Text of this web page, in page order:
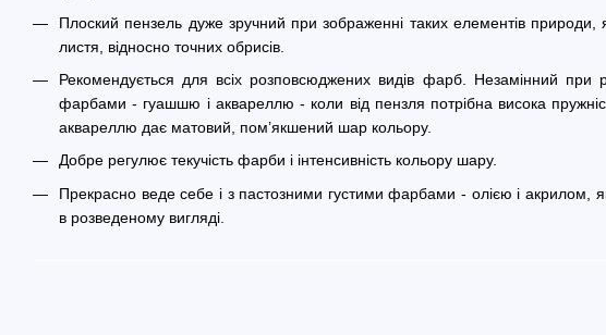
Плоский пензель дуже зручний при зображенні таких елементів природи,
листя, відносно точних обрисів.
Рекомендується для всіх розповсюджених видів фарб. Незамінний при
фарбами - гуашшю і аквареллю - коли від пензля потрібна висока
аквареллю дає матовий, пом’якшений шар кольору.
Добре регулює текучість фарби і інтенсивність кольору шару.
Прекрасно веде себе і з пастозними густими фарбами - олією і акрилом,
в розведеному вигляді.